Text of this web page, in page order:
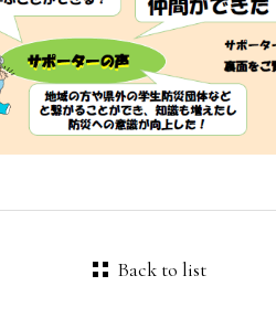
Back to list